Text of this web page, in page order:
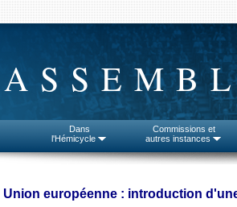
Dans
l'Hémicycle
Commissions et
autres instances
Union européenne : introduction